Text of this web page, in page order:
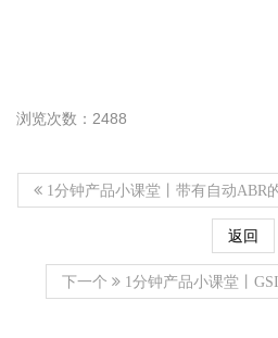
浏览次数：2488
1分钟产品小课堂丨带有自动ABR
返回
下一个 1分钟产品小课堂丨